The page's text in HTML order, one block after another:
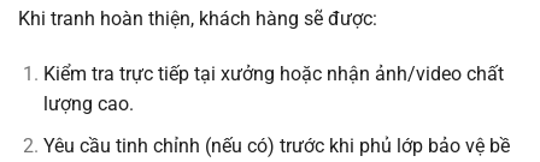
Khi tranh hoàn thiện, khách hàng sẽ được:
Kiểm tra trực tiếp tại xưởng hoặc nhận ảnh/video chất
lượng cao.
Yêu cầu tinh chỉnh (nếu có) trước khi phủ lớp bảo vệ bề